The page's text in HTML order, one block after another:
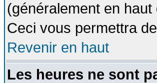
(généralement en
Ceci vous permettra
Revenir en haut
Les heures ne sont